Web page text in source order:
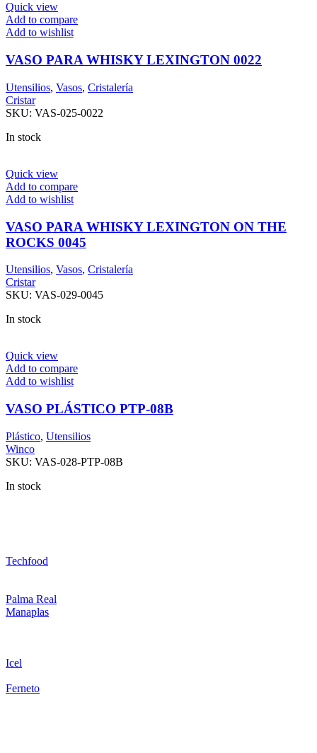
Quick view
Add to compare
Add to wishlist
VASO PARA WHISKY LEXINGTON 0022
Utensilios, Vasos, Cristalería
Cristar
SKU: VAS-025-0022
In stock
Quick view
Add to compare
Add to wishlist
VASO PARA WHISKY LEXINGTON ON THE
ROCKS 0045
Utensilios, Vasos, Cristalería
Cristar
SKU: VAS-029-0045
In stock
Quick view
Add to compare
Add to wishlist
VASO PLÁSTICO PTP-08B
Plástico, Utensilios
Winco
SKU: VAS-028-PTP-08B
In stock
Techfood
Palma Real
Manaplas
Icel
Ferneto